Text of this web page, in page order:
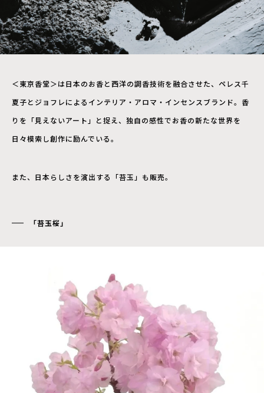
＜東京香堂＞は日本のお香と西洋の調香技術を融合させた、ペレス千
夏子とジョフレによるインテリア・アロマ・インセンスブランド。香
りを「見えないアート」と捉え、独自の感性でお香の新たな世界を
日々模索し創作に励んでいる。
また、日本らしさを演出する「苔玉」も販売。
「苔玉桜」